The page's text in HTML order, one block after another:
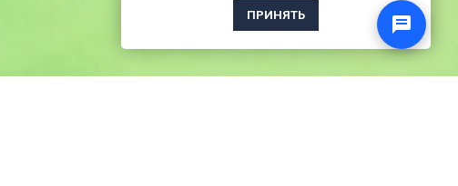
ПРИНЯТЬ